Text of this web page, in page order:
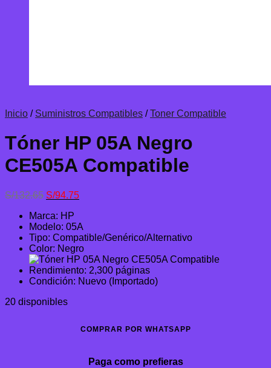
Inicio / Suministros Compatibles / Toner Compatible
Tóner HP 05A Negro
CE505A Compatible
S/132.65 El
original
era:
S/132.65.
S/94.75El
es:
S/94.75.
Marca: HP
Modelo: 05A
Tipo: Compatible/Genérico/Alternativo
Color: Negro
Rendimiento: 2,300 páginas
Condición: Nuevo (Importado)
20 disponibles
COMPRAR POR WHATSAPP
Paga como prefieras